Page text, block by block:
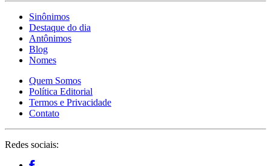
Sinônimos
Destaque do dia
Antônimos
Blog
Nomes
Quem Somos
Política Editorial
Termos e Privacidade
Contato
Redes sociais: